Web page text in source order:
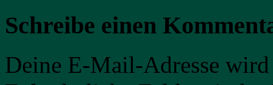
Schreibe einen
Deine E-Mail-Adresse